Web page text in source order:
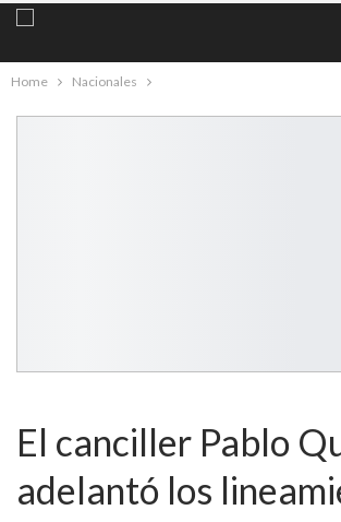
Home Nacionales
El canciller Pablo
adelantó los